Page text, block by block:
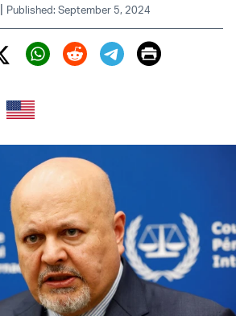
| Published: September 5, 2024
Twitter (X)
Print